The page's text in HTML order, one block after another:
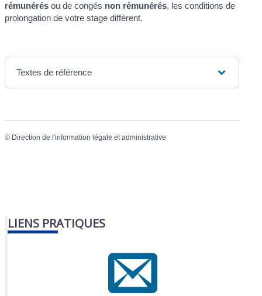
rémunérés ou de congés non rémunérés, les conditions de
prolongation de votre stage diffèrent.
Textes de référence
© Direction de l'information légale et administrative
LIENS PRATIQUES